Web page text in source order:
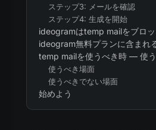
ステップ3: メールを確認
ステップ4: 生成を開始
ideogramはtemp mailをブロ
ideogram無料プランに含まれ
temp mailを使うべき時 — 使
使うべき場面
使うべきでない場面
始めよう